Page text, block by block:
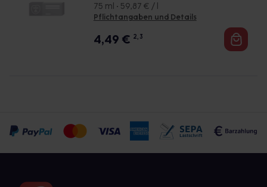
75 ml • 59,87 € / l
Pflichtangaben und Details
4,49 € 2, 3